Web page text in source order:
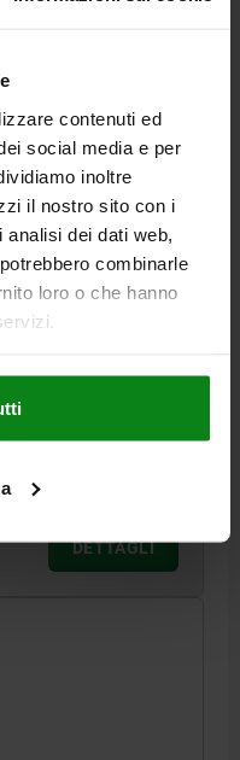
contenuti ed
social media e per
inoltre
il nostro sito con i
dei dati web,
combinarle
loro o che hanno
DI BLOCCAGGIO T,
SFERA=25,4
FILETTATURA=50
DETTAGLI